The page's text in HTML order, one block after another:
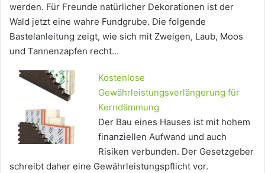
werden. Für Freunde natürlicher Dekorationen ist der
Wald jetzt eine wahre Fundgrube. Die folgende
Bastelanleitung zeigt, wie sich mit Zweigen, Laub, Moos
und Tannenzapfen recht…
Kostenlose
Gewährleistungsverlängerung für
Kerndämmung
Der Bau eines Hauses ist mit hohem
finanziellen Aufwand und auch
Risiken verbunden. Der Gesetzgeber
schreibt daher eine Gewährleistungspflicht vor.